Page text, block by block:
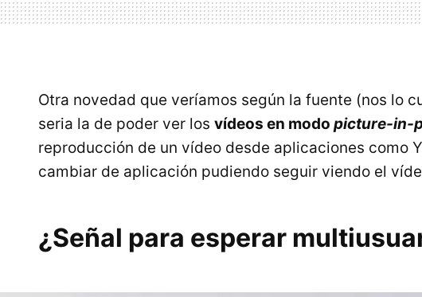
Otra novedad que veríamos según la fuente (nos lo
seria la de poder ver los vídeos en modo picture-in-
reproducción de un vídeo desde aplicaciones como
cambiar de aplicación pudiendo seguir viendo el
¿Señal para esperar